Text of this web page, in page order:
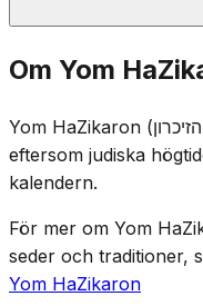
Minnesceremonier
runt om i Israel, och
gravar. Nöjesställen
sänder
samling, uppläsning
Om Yom
Yom HaZikaron (יום הזיכרון) datum ändras varje år
eftersom judiska
kalendern.
För mer om Yom
seder och traditioner,
Yom HaZikaron